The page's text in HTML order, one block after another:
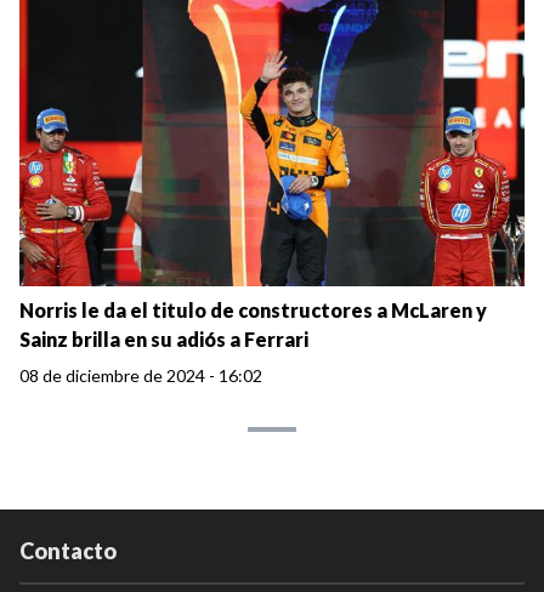
Norris le da el titulo de constructores a McLaren y
Sainz brilla en su adiós a Ferrari
08 de diciembre de 2024 - 16:02
Contacto